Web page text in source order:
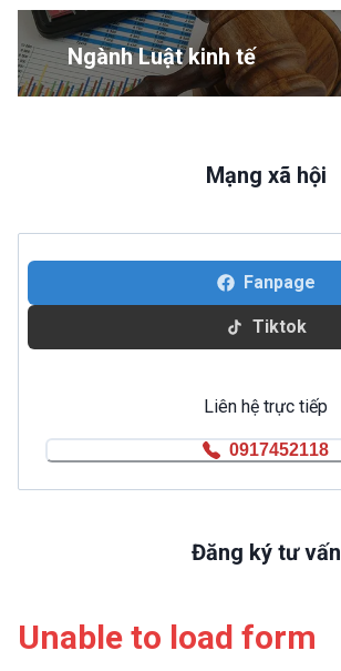
Ngành Luật kinh tế
Mạng xã hội
Fanpage
Tiktok
Liên hệ trực tiếp
0917452118
Đăng ký tư vấn
Unable to load form